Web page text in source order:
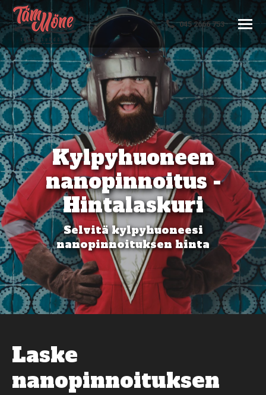
045 2666 753
Kylpyhuoneen
nanopinnoitus -
Hintalaskuri
Selvitä kylpyhuoneesi
nanopinnoituksen hinta
Laske
nanopinnoituksen